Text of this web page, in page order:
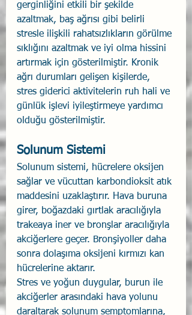
gerginliğini etkili bir şekilde
azaltmak, baş ağrısı gibi belirli
stresle ilişkili rahatsızlıkların görülme
sıklığını azaltmak ve iyi olma hissini
artırmak için gösterilmiştir. Kronik
ağrı durumları gelişen kişilerde,
stres giderici aktivitelerin ruh hali ve
günlük işlevi iyileştirmeye yardımcı
olduğu gösterilmiştir.
Solunum Sistemi
Solunum sistemi, hücrelere oksijen
sağlar ve vücuttan karbondioksit atık
maddesini uzaklaştırır. Hava buruna
girer, boğazdaki gırtlak aracılığıyla
trakeaya iner ve bronşlar aracılığıyla
akciğerlere geçer. Bronşiyoller daha
sonra dolaşıma oksijeni kırmızı kan
hücrelerine aktarır.
Stres ve yoğun duygular, burun ile
akciğerler arasındaki hava yolunu
daraltarak solunum semptomlarına,